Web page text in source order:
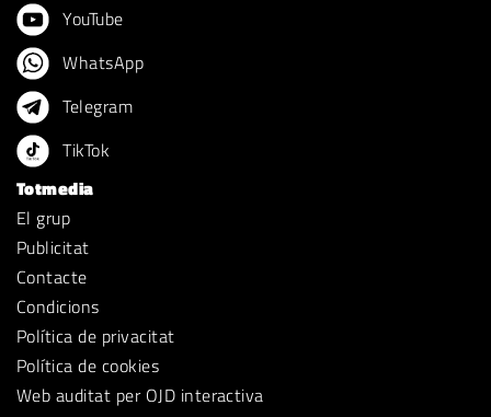
YouTube
WhatsApp
Telegram
TikTok
Totmedia
El grup
Publicitat
Contacte
Condicions
Política de privacitat
Política de cookies
Web auditat per OJD interactiva